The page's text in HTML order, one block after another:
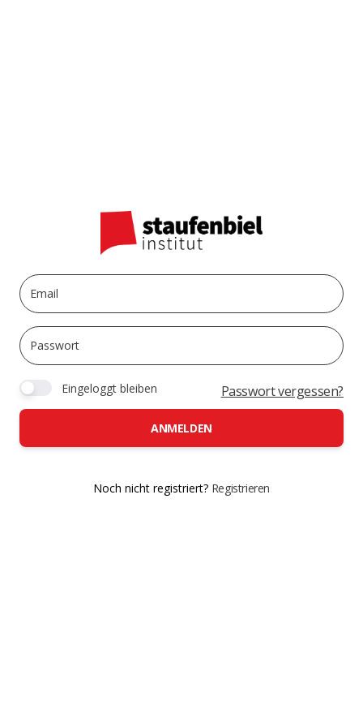
Eingeloggt bleiben Passwort vergessen?
ANMELDEN
Noch nicht registriert? Registrieren